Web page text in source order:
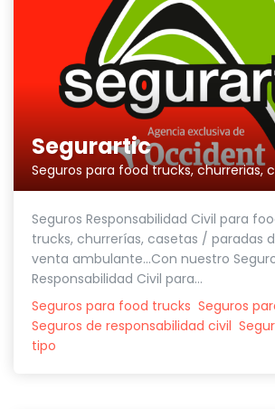
Segurartic
Seguros Responsabilidad Civil para
trucks, churrerías, casetas / paradas
venta ambulante...Con nuestro
Responsabilidad Civil para...
Seguros para food trucks Seguros
Seguros de responsabilidad civil
tipo